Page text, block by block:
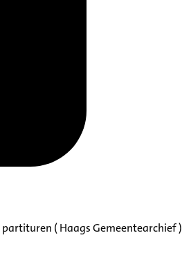
partituren ( Haags Gemeentearchief )